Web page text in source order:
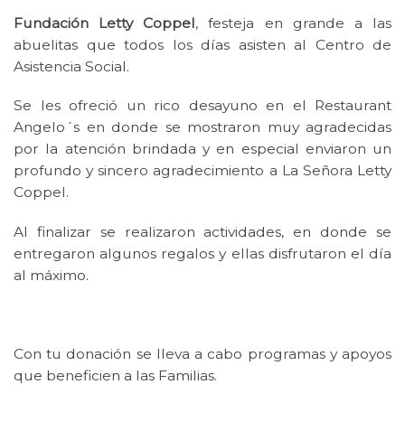
Fundación Letty Coppel, festeja en grande a las
abuelitas que todos los días asisten al Centro de
Asistencia Social.
Se les ofreció un rico desayuno en el Restaurant
Angelo´s en donde se mostraron muy agradecidas
por la atención brindada y en especial enviaron un
profundo y sincero agradecimiento a La Señora Letty
Coppel.
Al finalizar se realizaron actividades, en donde se
entregaron algunos regalos y ellas disfrutaron el día
al máximo.
Con tu donación se lleva a cabo programas y apoyos
que beneficien a las Familias.